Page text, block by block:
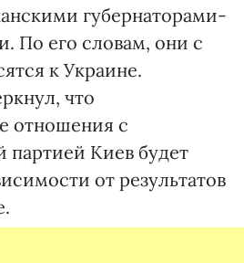
губернаторами-
По его словам, они с
к Украине.
что
отношения с
партией Киев будет
от результатов